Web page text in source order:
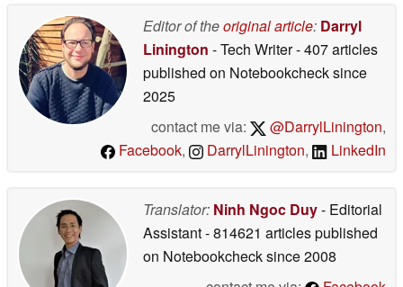
się to na lepszą
wydajność w grach
16/06/2026
Editor of theoriginal article: Darryl
Linington - Tech Writer- 407 articles
published on Notebookchecksince
2025
contact me via:
@DarrylLinington,
Facebook, DarrylLinington, LinkedIn
Translator: Ninh Ngoc Duy- Editorial
Assistant- 814621 articles published
on Notebookchecksince 2008